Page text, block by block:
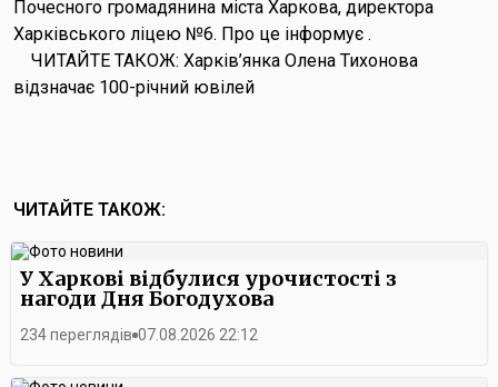
Почесного громадянина міста Харкова, директора
Харківського ліцею №6. Про це інформує .
ЧИТАЙТЕ ТАКОЖ: Харків’янка Олена Тихонова
відзначає 100-річний ювілей
ЧИТАЙТЕ ТАКОЖ:
У Харкові відбулися урочистості з
нагоди Дня Богодухова
234 переглядів 07.08.2026 22:12